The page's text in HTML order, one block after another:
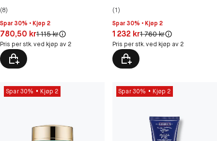
(8)
Spar 30% • Kjøp 2
Pris: 780,50 kr
780,50 krOriginal pris:
1 115 kr
Pris per stk. ved kjøp av 2
(1)
Spar 30% • Kjøp 2
Pris: 1 232 kr
1 232 krOriginal pris:
1 760 kr
Pris per stk. ved kjøp av 2
Spar 30% Kjøp 2 Spar 30% Kjøp 2